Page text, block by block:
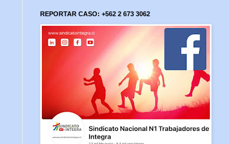
REPORTAR CASO: +562 2 673 3062